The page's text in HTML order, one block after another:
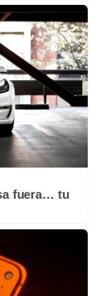
fuera… tu